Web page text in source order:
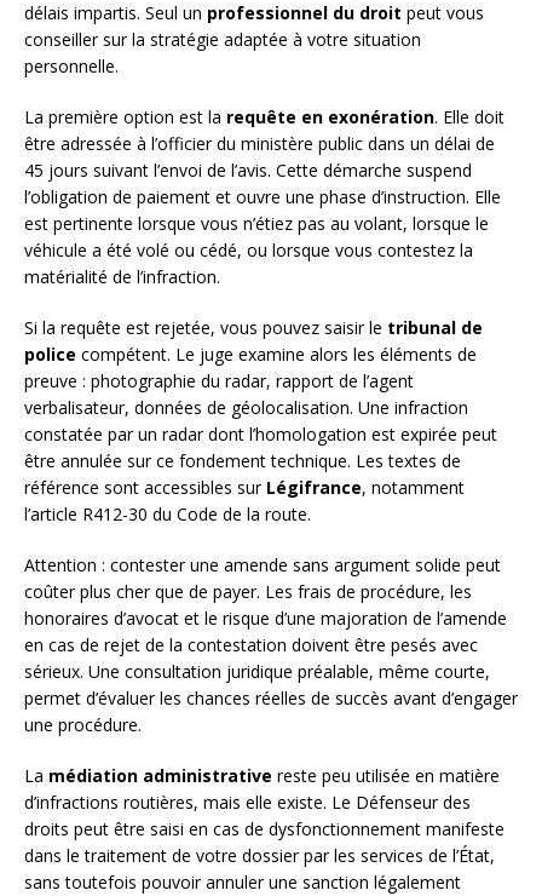
délais impartis. Seul un professionnel du droit peut vous
conseiller sur la stratégie adaptée à votre situation
personnelle.
La première option est la requête en exonération. Elle doit
être adressée à l’officier du ministère public dans un délai de
45 jours suivant l’envoi de l’avis. Cette démarche suspend
l’obligation de paiement et ouvre une phase d’instruction. Elle
est pertinente lorsque vous n’étiez pas au volant, lorsque le
véhicule a été volé ou cédé, ou lorsque vous contestez la
matérialité de l’infraction.
Si la requête est rejetée, vous pouvez saisir le tribunal de
police compétent. Le juge examine alors les éléments de
preuve : photographie du radar, rapport de l’agent
verbalisateur, données de géolocalisation. Une infraction
constatée par un radar dont l’homologation est expirée peut
être annulée sur ce fondement technique. Les textes de
référence sont accessibles sur Légifrance, notamment
l’article R412-30 du Code de la route.
Attention : contester une amende sans argument solide peut
coûter plus cher que de payer. Les frais de procédure, les
honoraires d’avocat et le risque d’une majoration de l’amende
en cas de rejet de la contestation doivent être pesés avec
sérieux. Une consultation juridique préalable, même courte,
permet d’évaluer les chances réelles de succès avant d’engager
une procédure.
La médiation administrative reste peu utilisée en matière
d’infractions routières, mais elle existe. Le Défenseur des
droits peut être saisi en cas de dysfonctionnement manifeste
dans le traitement de votre dossier par les services de l’État,
sans toutefois pouvoir annuler une sanction légalement